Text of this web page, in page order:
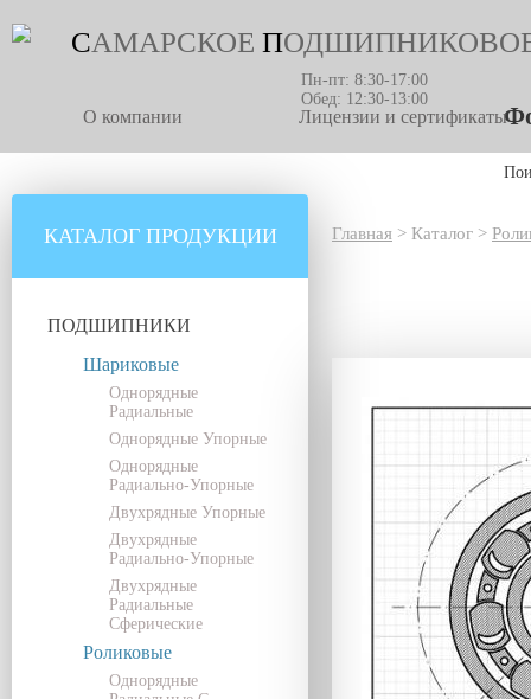
САМАРСКОЕ П
Пн-пт: 8:30-17:00
Обед: 12:30-13:00
О компании Лицензии и сертификаты
КАТАЛОГ ПРОДУКЦИИ
ПОДШИПНИКИ
Шариковые
Однорядные
Радиальные
Однорядные Упорные
Однорядные
Радиально-Упорные
Двухрядные Упорные
Двухрядные
Радиально-Упорные
Двухрядные
Радиальные
Сферические
Роликовые
Однорядные
Главная > Каталог >